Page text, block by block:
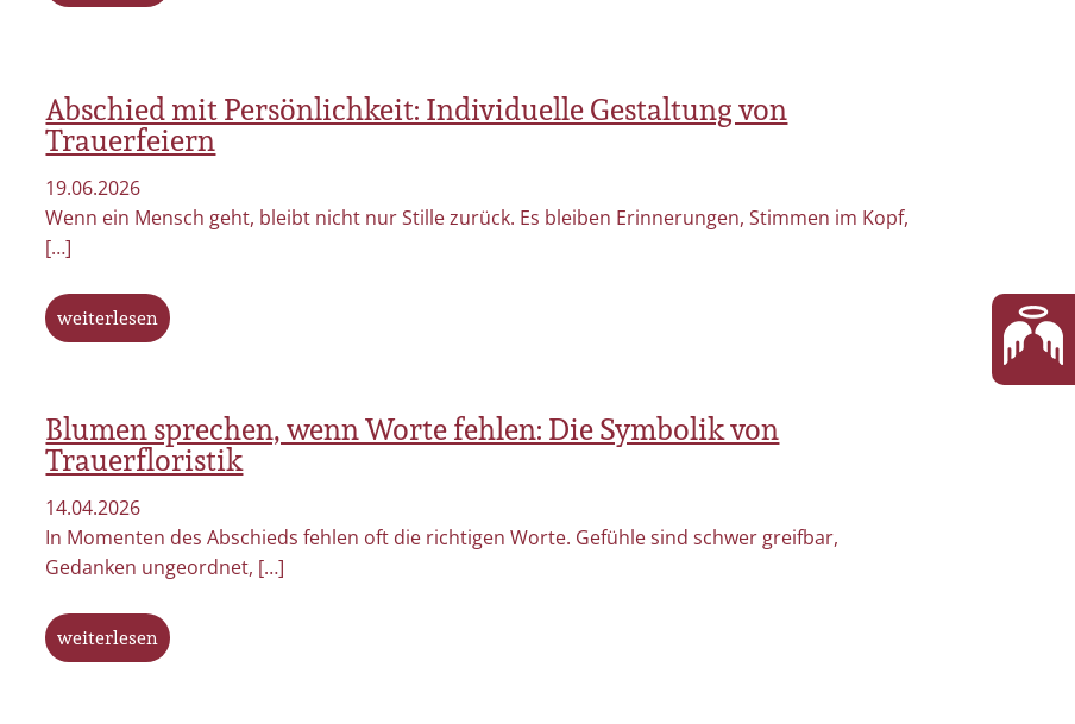
Abschied mit Persönlichkeit: Individuelle Gestaltung von
Trauerfeiern
19.06.2026
Wenn ein Mensch geht, bleibt nicht nur Stille zurück. Es bleiben Erinnerungen, Stimmen im Kopf,
[…]
weiterlesen
Blumen sprechen, wenn Worte fehlen: Die Symbolik von
Trauerfloristik
14.04.2026
In Momenten des Abschieds fehlen oft die richtigen Worte. Gefühle sind schwer greifbar,
Gedanken ungeordnet, […]
weiterlesen